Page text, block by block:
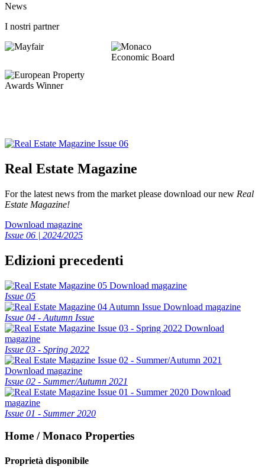
News
I nostri partner
Real Estate Magazine
For the latest news from the market please download our new Real
Estate Magazine!
Download magazine
Issue 06 | 2024/2025
Edizioni precedenti
Download magazine
Issue 05
Download magazine
Issue 04 - Autumn Issue
Download
magazine
Issue 03 - Spring 2022
Download magazine
Issue 02 - Summer/Autumn 2021
Download
magazine
Issue 01 - Summer 2020
Home / Monaco Properties
Proprietà disponibile